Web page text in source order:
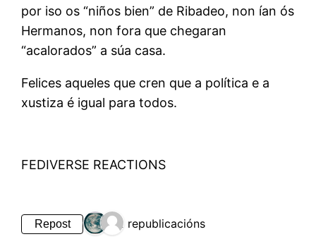
por iso os “niños bien” de Ribadeo, non ían ós
Hermanos, non fora que chegaran
“acalorados” a súa casa.
Felices aqueles que cren que a política e a
xustiza é igual para todos.
FEDIVERSE REACTIONS
Repost 2 republicacións